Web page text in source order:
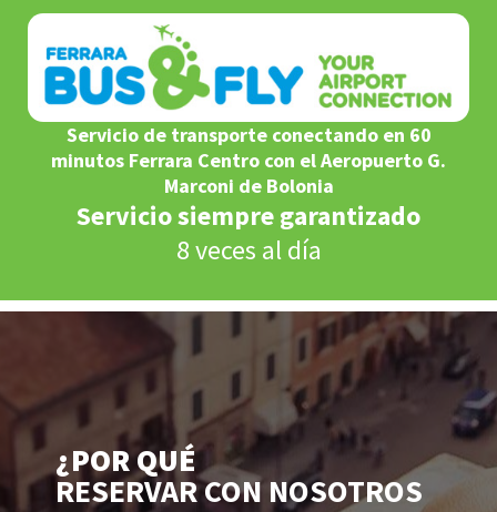
Servicio de transporte conectando en 60
minutos Ferrara Centro con el Aeropuerto G.
Marconi de Bolonia
Servicio siempre garantizado
8 veces al día
¿POR QUÉ
RESERVAR CON NOSOTROS